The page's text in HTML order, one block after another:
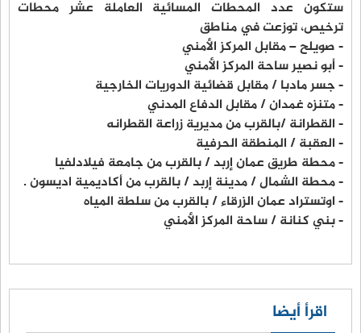
ستكون عدد المحطات المسائية العاملة عشر محطات
ترخيص، توزعت في مناطق
- صويلح – مقابل المركز الأمني
- أبو نصير ساحة المركز الأمني
- جسر مادبا / مقابل قضائية الدوريات الخارجية
- متنزه غمدان / مقابل الدفاع المدني
- القطرانة /بالقرب من مديرية زراعة القطرانه
- العقبة / المنطقة الحرفية
- محطة طريق عمان إربد / بالقرب من جامعة فيلادلفيا
- محطة الشمال / مدينة إربد / بالقرب من أكاديمية اديسون .
- اوتستراد عمان الزرقاء / بالقرب من سلطة المياه
- بني كنانة / ساحة المركز الأمني
اقرأ أيضا